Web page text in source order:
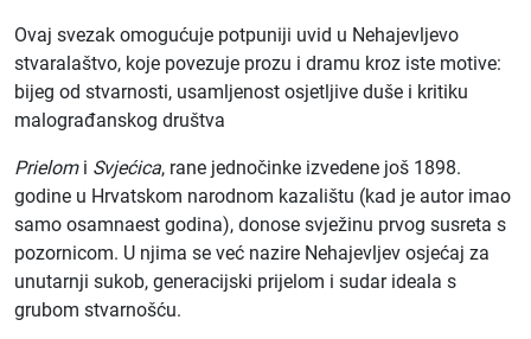
Ovaj svezak omogućuje potpuniji uvid u Nehajevljevo
stvaralaštvo, koje povezuje prozu i dramu kroz iste motive:
bijeg od stvarnosti, usamljenost osjetljive duše i kritiku
malograđanskog društva
Prielomi Svjećica, rane jednočinke izvedene još 1898.
godine u Hrvatskom narodnom kazalištu (kad je autor imao
samo osamnaest godina), donose svježinu prvog susreta s
pozornicom. U njima se već nazire Nehajevljev osjećaj za
unutarnji sukob, generacijski prijelom i sudar ideala s
grubom stvarnošću.